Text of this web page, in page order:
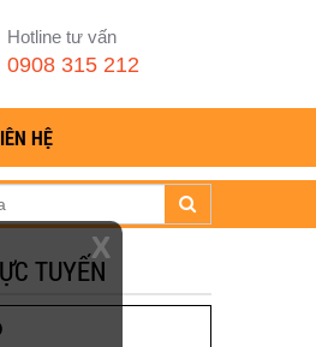
Hotline tư vấn
0908 315 212
HỆ
TUYẾN
X